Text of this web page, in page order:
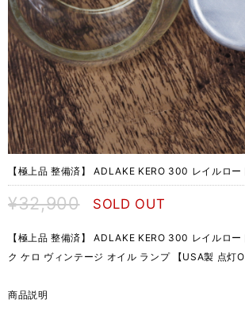
【極上品 整備済】 ADLAKE KERO 300 レイルロ
¥32,900 SOLD OUT
【極上品 整備済】 ADLAKE KERO 300 レイルロー
ク ケロ ヴィンテージ オイル ランプ 【USA製 点灯
商品説明